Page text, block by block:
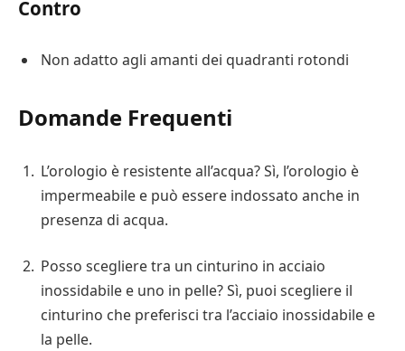
Contro
Non adatto agli amanti dei quadranti rotondi
Domande Frequenti
L’orologio è resistente all’acqua? Sì, l’orologio è
impermeabile e può essere indossato anche in
presenza di acqua.
Posso scegliere tra un cinturino in acciaio
inossidabile e uno in pelle? Sì, puoi scegliere il
cinturino che preferisci tra l’acciaio inossidabile e
la pelle.